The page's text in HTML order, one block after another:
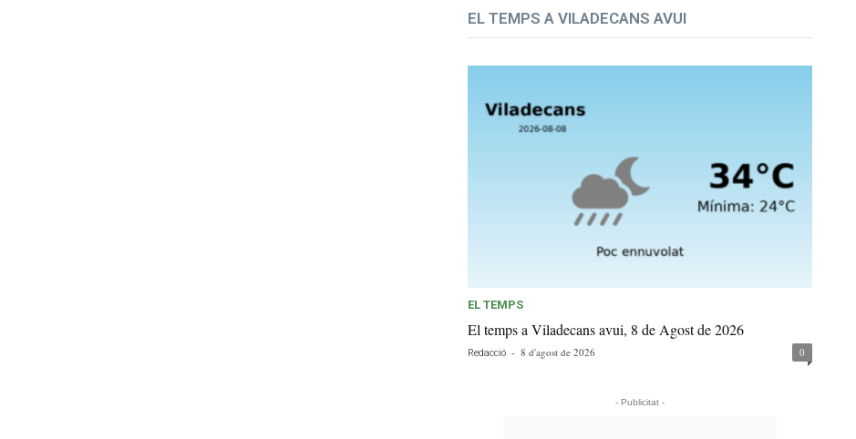
EL TEMPS A VILADECANS AVUI
EL TEMPS
El temps a Viladecans avui, 8 de Agost de 2026
Redacció - 8 d'agost de 2026 0
- Publicitat -